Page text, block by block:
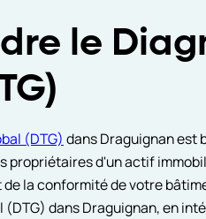
le
(DTG) dans Draguignan est
propriétaires d'un actif
la conformité de votre
dans Draguignan, en